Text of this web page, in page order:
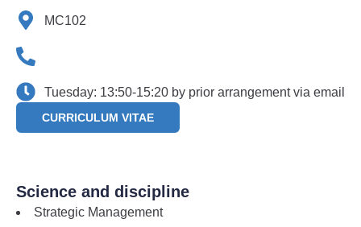
MC102
Tuesday: 13:50-15:20 by prior arrangement via email
CURRICULUM VITAE
Science and discipline
Strategic Management